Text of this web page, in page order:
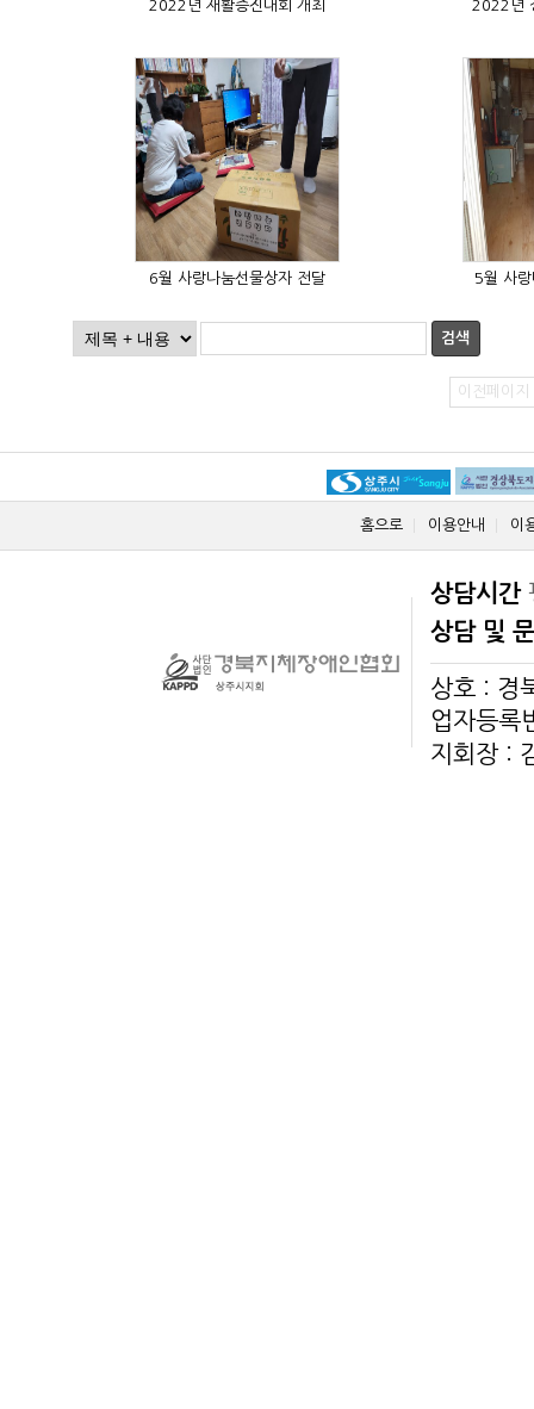
2022년 재활증진대회 개최 2022년
6월 사랑나눔선물상자 전달 5월 사
검색
이전페이지
홈으로 이용안내 이
상담시간
상담 및
상호 : 경
업자등
지회장 :